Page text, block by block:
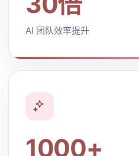
AI 团队效率提升
1000+